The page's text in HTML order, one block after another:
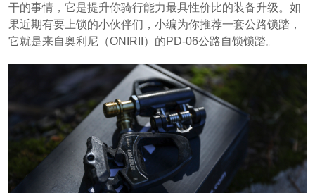
干的事情，它是提升你骑行能力最具性价比的装备升级。如
果近期有要上锁的小伙伴们，小编为你推荐一套公路锁踏，
它就是来自奥利尼（ONIRII）的PD-06公路自锁锁踏。